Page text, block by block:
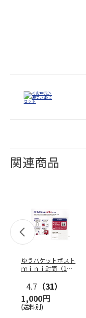
関連商品
ゆうパケットポスト
ｍｉｎｉ封筒（1個
4.7 （31）
1,000円
(送料別)